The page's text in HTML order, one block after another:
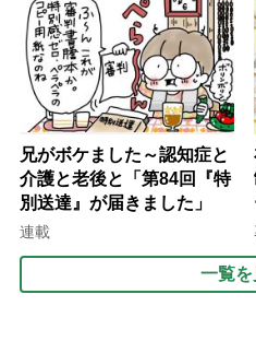
て現在は？
兄がボケました～認知症と
介護と老後と「第84回『特
別送達』が届きました」
連載
一覧を